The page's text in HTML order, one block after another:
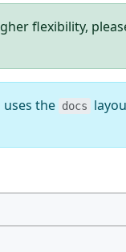
flexibility,
the docs